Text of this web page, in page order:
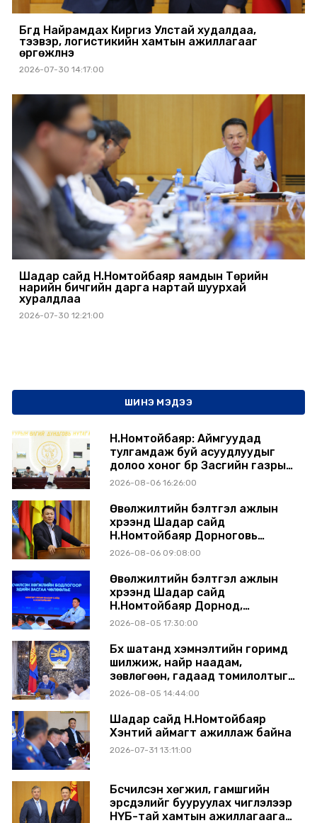
Бүгд Найрамдах Киргиз Улстай худалдаа,
тээвэр, логистикийн хамтын ажиллагааг
өргөжүүлнэ
2026-07-30 14:17:00
Шадар сайд Н.Номтойбаяр яамдын Төрийн
нарийн бичгийн дарга нартай шуурхай
хуралдлаа
2026-07-30 12:21:00
ШИНЭ МЭДЭЭ
Н.Номтойбаяр: Аймгуудад
тулгамдаж буй асуудлуудыг
долоо хоног бүр Засгийн газрын
хуралдаанд танилцуулж,
2026-08-06 16:26:00
Өвөлжилтийн бэлтгэл ажлын
хүрээнд Шадар сайд
Н.Номтойбаяр Дорноговь
аймагт ажиллав
2026-08-06 09:08:00
Өвөлжилтийн бэлтгэл ажлын
хүрээнд Шадар сайд
Н.Номтойбаяр Дорнод,
Сүхбаатар аймагт ажиллав
2026-08-05 17:30:00
Бүх шатанд хэмнэлтийн горимд
шилжиж, найр наадам,
зөвлөгөөн, гадаад томилолтыг
хориглолоо
2026-08-05 14:44:00
Шадар сайд Н.Номтойбаяр
Хэнтий аймагт ажиллаж байна
2026-07-31 13:11:00
Бүсчилсэн хөгжил, гамшгийн
эрсдэлийг бууруулах чиглэлээр
НҮБ-тай хамтын ажиллагаагаа